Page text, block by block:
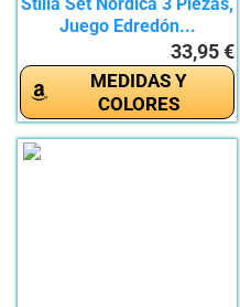
Stilia Set Nórdica 3 Piezas,
Juego Edredón...
33,95 €
MEDIDAS Y
COLORES